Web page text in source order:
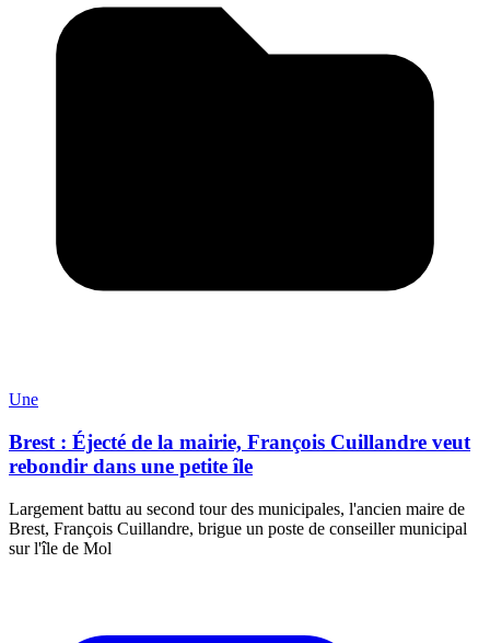
Une
Brest : Éjecté de la mairie, François Cuillandre veut
rebondir dans une petite île
Largement battu au second tour des municipales, l'ancien maire de
Brest, François Cuillandre, brigue un poste de conseiller municipal
sur l'île de Mol